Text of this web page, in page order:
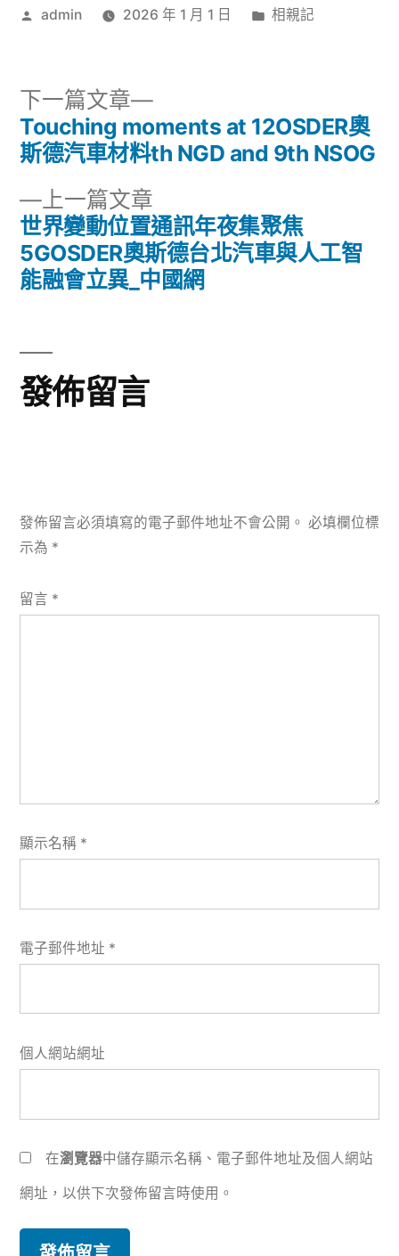
作
admin 2026 年 1 月 1 日
分
相親記
文
導
覽
上一篇文章
一
篇
文
世界變動位置通訊年夜集聚焦
5GOSDER奧斯德台北汽車與人工智
能融會立異_中國網
下一篇文章
下
一
篇
Touching moments at 12OSDER奧
斯德汽車材料th NGD and 9th NSOG
發佈留言
發佈留言必須填寫的電子郵件地址不會公開。 必填欄位標
示為 *
留言 *
顯示名稱 *
電子郵件地址 *
個人網站網址
在瀏覽器中儲存顯示名稱、電子郵件地址及個人網站
網址，以供下次發佈留言時使用。